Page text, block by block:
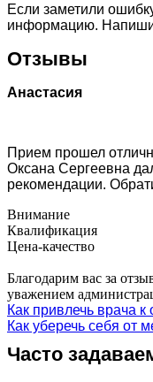
Если заметили
информацию.
Отзывы
Анастасия
Прием прошел
Оксана Сергеевна
рекомендации.
Внимание
Квалификация
Цена-качество
Благодарим вас за
уважением
Как привлечь врача к
Как уберечь себя от
Часто